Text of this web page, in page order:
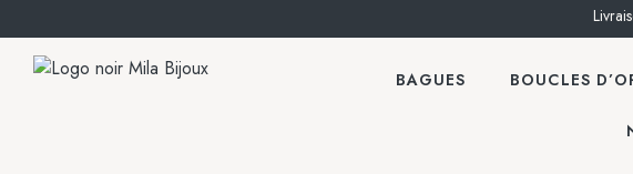
BAGUES BOUCLES